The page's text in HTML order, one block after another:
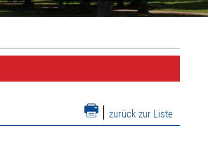
| zurück zur Liste